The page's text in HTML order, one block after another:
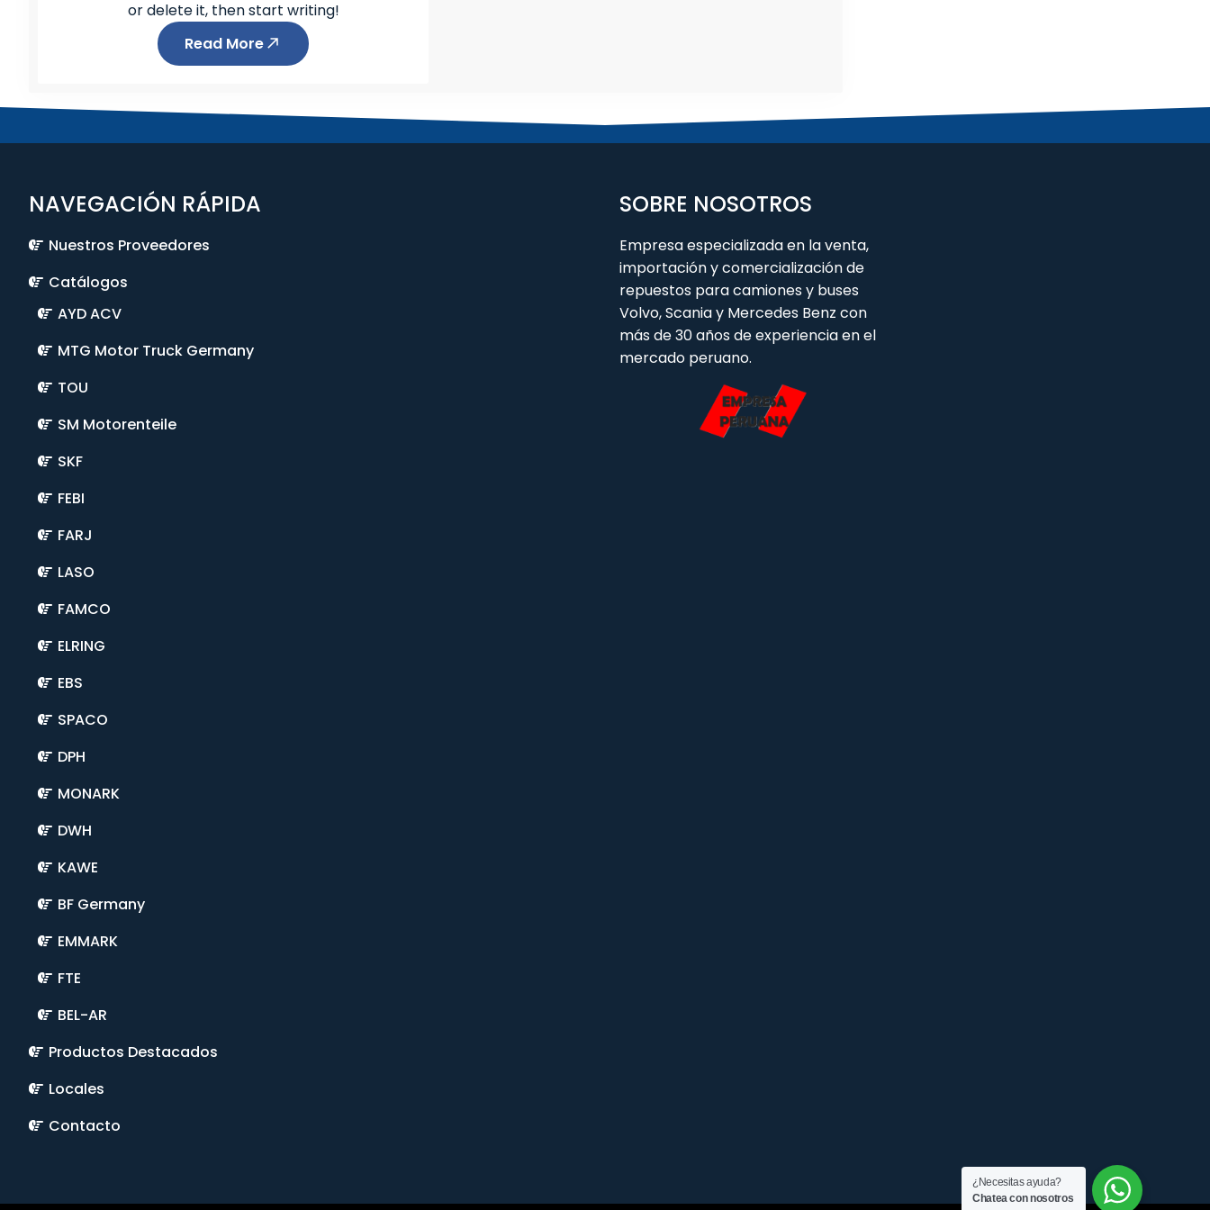
or delete it, then start writing!
Read More
NAVEGACIÓN RÁPIDA
Nuestros Proveedores
Catálogos
AYD ACV
MTG Motor Truck Germany
TOU
SM Motorenteile
SKF
FEBI
FARJ
LASO
FAMCO
ELRING
EBS
SPACO
DPH
MONARK
DWH
KAWE
BF Germany
EMMARK
FTE
BEL-AR
Productos Destacados
Locales
Contacto
SOBRE NOSOTROS
Empresa especializada en la venta,
importación y comercialización de
repuestos para camiones y buses
Volvo, Scania y Mercedes Benz con
más de 30 años de experiencia en el
mercado peruano.
¿Necesitas ayuda?
Chatea con nosotros